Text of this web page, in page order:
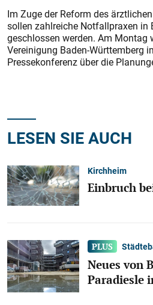
Im Zuge der Reform des
sollen zahlreiche Notfallpraxen in
geschlossen werden. Am Montag
Vereinigung Baden-Württemberg
Pressekonferenz über die
LESEN SIE AUCH
Kirchheim
Einbruch
Neues von
Paradiesle